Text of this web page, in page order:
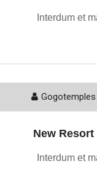
Interdum et
Gogotemples
New
Interdum et